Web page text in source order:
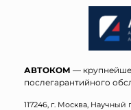
АВТОКОМ —
послегарантийного
117246, г. Москва,